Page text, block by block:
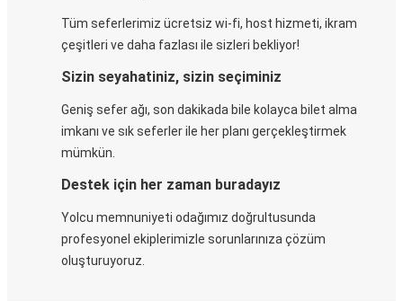
Tüm seferlerimiz ücretsiz wi-fi, host hizmeti, ikram
çeşitleri ve daha fazlası ile sizleri bekliyor!
Sizin seyahatiniz, sizin seçiminiz
Geniş sefer ağı, son dakikada bile kolayca bilet alma
imkanı ve sık seferler ile her planı gerçekleştirmek
mümkün.
Destek için her zaman buradayız
Yolcu memnuniyeti odağımız doğrultusunda
profesyonel ekiplerimizle sorunlarınıza çözüm
oluşturuyoruz.